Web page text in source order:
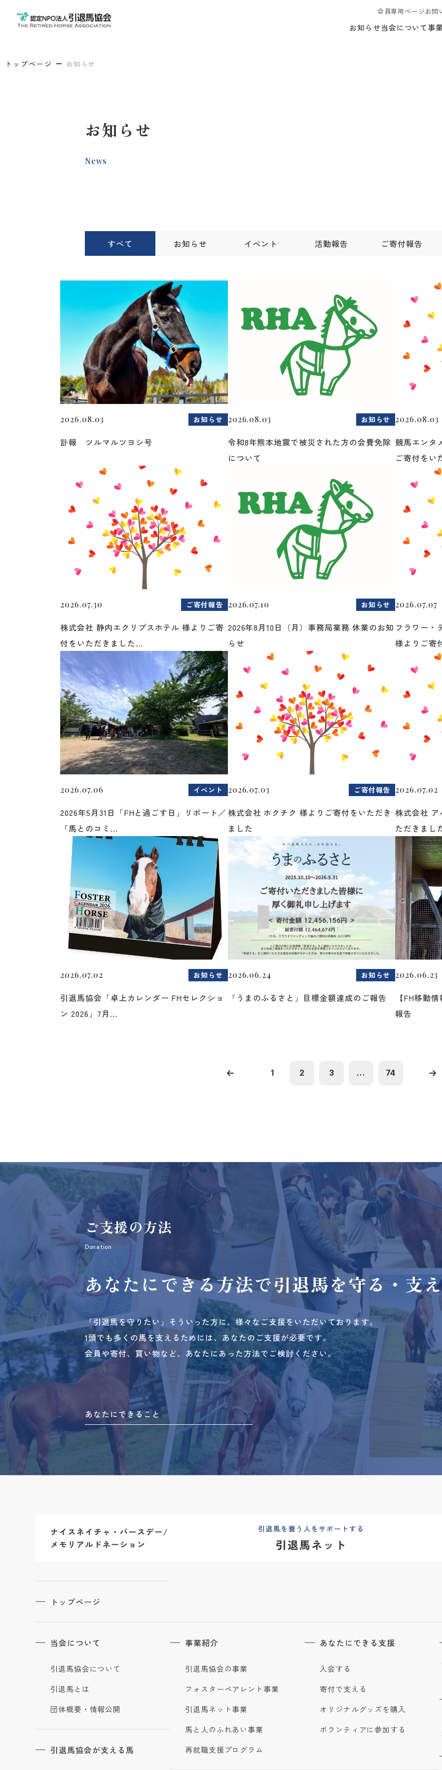
会員専用ページお問
お知らせ当会について事
トップページ お知らせ
お知らせ
News
すべて お知らせ イベント 活動報告 ご寄付報告
2026.08.03 お知らせ
訃報 ツルマルツヨシ号
2026.08.03 お知らせ
令和8年熊本地震で被災された方の会費免除
について
2026.08.03
競馬エンタ
ご寄付をい
2026.07.30 ご寄付報告
株式会社 静内エクリプスホテル 様よりご寄
付をいただきました...
2026.07.10 お知らせ
2026年8月10日（月）事務局業務 休業のお知
らせ
2026.07.07
フラワー・
様よりご寄
2026.07.06 イベント
2026年5月31日「FHと過ごす日」リポート／
「馬とのコミ...
2026.07.03 ご寄付報告
株式会社 ホクチク 様よりご寄付をいただき
ました
2026.07.02
株式会社
ただきまし
2026.07.02 お知らせ
引退馬協会「卓上カレンダー FHセレクショ
ン 2026」7月...
2026.06.24 お知らせ
「うまのふるさと」目標金額達成のご報告
2026.06.23
【FH移動
報告
1 2 3 ... 74
ご支援の方法
Donation
あなたにできる方法で引退馬を守る・支
「引退馬を守りたい」そういった方に、様々なご支援をいただいております。
1頭でも多くの馬を支えるためには、あなたのご支援が必要です。
会員や寄付、買い物など、あなたにあった方法でご検討ください。
あなたにできること
トップページ
当会について
引退馬協会について
引退馬とは
団体概要・情報公開
引退馬協会が支える馬
事業紹介
引退馬協会の事業
フォスターペアレント事業
引退馬ネット事業
馬と人のふれあい事業
再就職支援プログラム
あなたにできる支援
入会する
寄付で支える
オリジナルグッズを購入
ボランティアに参加する